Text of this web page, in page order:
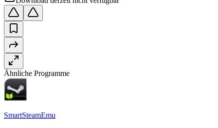
Ähnliche Programme
SmartSteamEmu